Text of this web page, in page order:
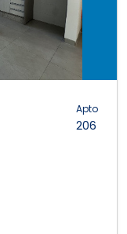
Apto
206